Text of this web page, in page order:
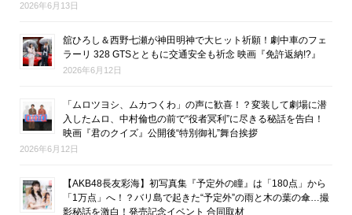
2026年6月13日
舘ひろし＆西野七瀬が神田明神で大ヒット祈願！劇中車のフェ
ラーリ 328 GTSとともに交通安全も祈念 映画『免許返納!?』
2026年6月12日
「ムロツヨシ、ムカつくわ」の声に歓喜！？変装して劇場に潜
入したムロ、中村倫也の前で“役者冥利”に尽きる秘話を告白！
映画『君のクイズ』公開後“特別御礼”舞台挨拶
2026年6月12日
【AKB48長友彩海】初写真集『予定外の瞳』は「180点」から
「1万点」へ！？バリ島で起きた“予定外”の雨と木の葉の傘…撮
影秘話を激白！発売記念イベント 合同取材